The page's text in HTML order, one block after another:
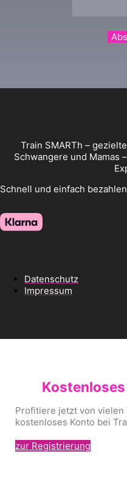
Train SMARTh –
Schwangere und Mamas
Schnell und einfach
Datenschutz
Impressum
Profitiere jetzt von
kostenloses Konto bei
zur Registrierung